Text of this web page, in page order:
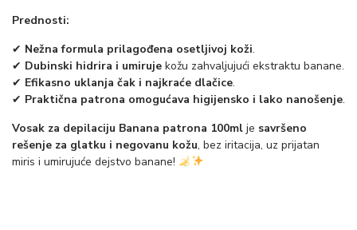
a
Prednosti:
✔ Nežna formula prilagođena osetljivoj koži.
✔ Dubinski hidrira i umiruje kožu zahvaljujući ekstraktu banane.
✔ Efikasno uklanja čak i najkraće dlačice.
✔ Praktična patrona omogućava higijensko i lako nanošenje.
Vosak za depilaciju Banana patrona 100ml je savršeno
rešenje za glatku i negovanu kožu, bez iritacija, uz prijatan
miris i umirujuće dejstvo banane!